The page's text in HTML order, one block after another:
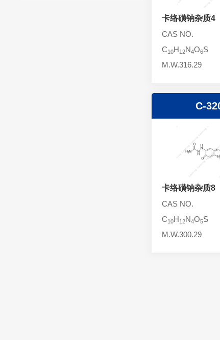
卡络磺钠杂质4
CAS NO.
C10H12N4O6S
M.W.316.29
C-
卡络磺钠杂质8
CAS NO.
C10H12N4O5S
M.W.300.29